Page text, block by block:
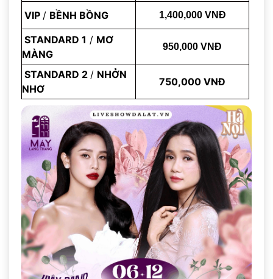
VIP / BỀNH BỒNG 1,400,000 VNĐ
STANDARD 1 / MƠ
MÀNG
950,000 VNĐ
STANDARD 2 / NHỞN
NHƠ
750,000 VNĐ